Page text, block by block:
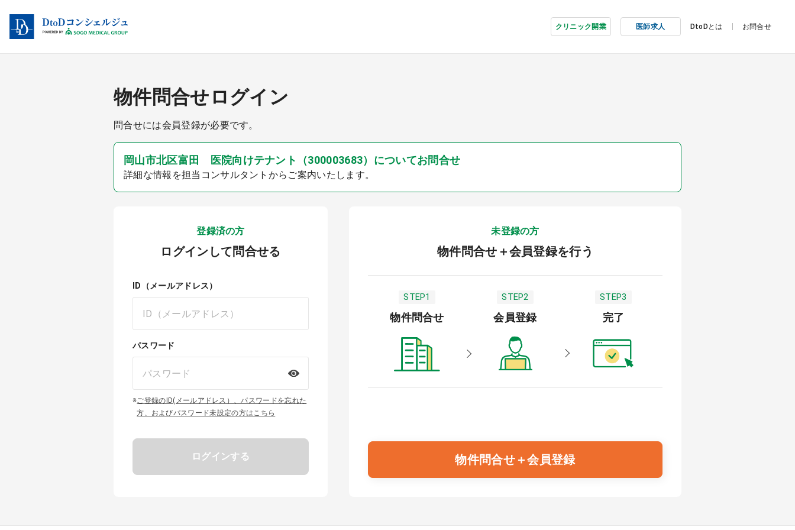
クリニック開業 医師求人 DtoDとは お問合せ
物件問合せログイン
問合せには会員登録が必要です。
岡山市北区富田 医院向けテナント（300003683）についてお問合せ
詳細な情報を担当コンサルタントからご案内いたします。
登録済の方
ログインして問合せる
ID（メールアドレス）
パスワード
※ご登録のID(メールアドレス）、パスワードを忘れた
方、およびパスワード未設定の方はこちら
ログインする
未登録の方
物件問合せ＋会員登録を行う
STEP1
物件問合せ
STEP2
会員登録
STEP3
完了
物件問合せ＋会員登録